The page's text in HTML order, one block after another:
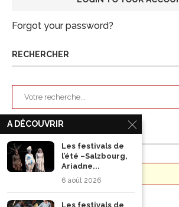
Forgot your password?
RECHERCHER
ARCHIVES
A DÉCOUVRIR
Les festivals de
l’été –Salzbourg,
Ariadne...
6 août 2026
Les festivals de